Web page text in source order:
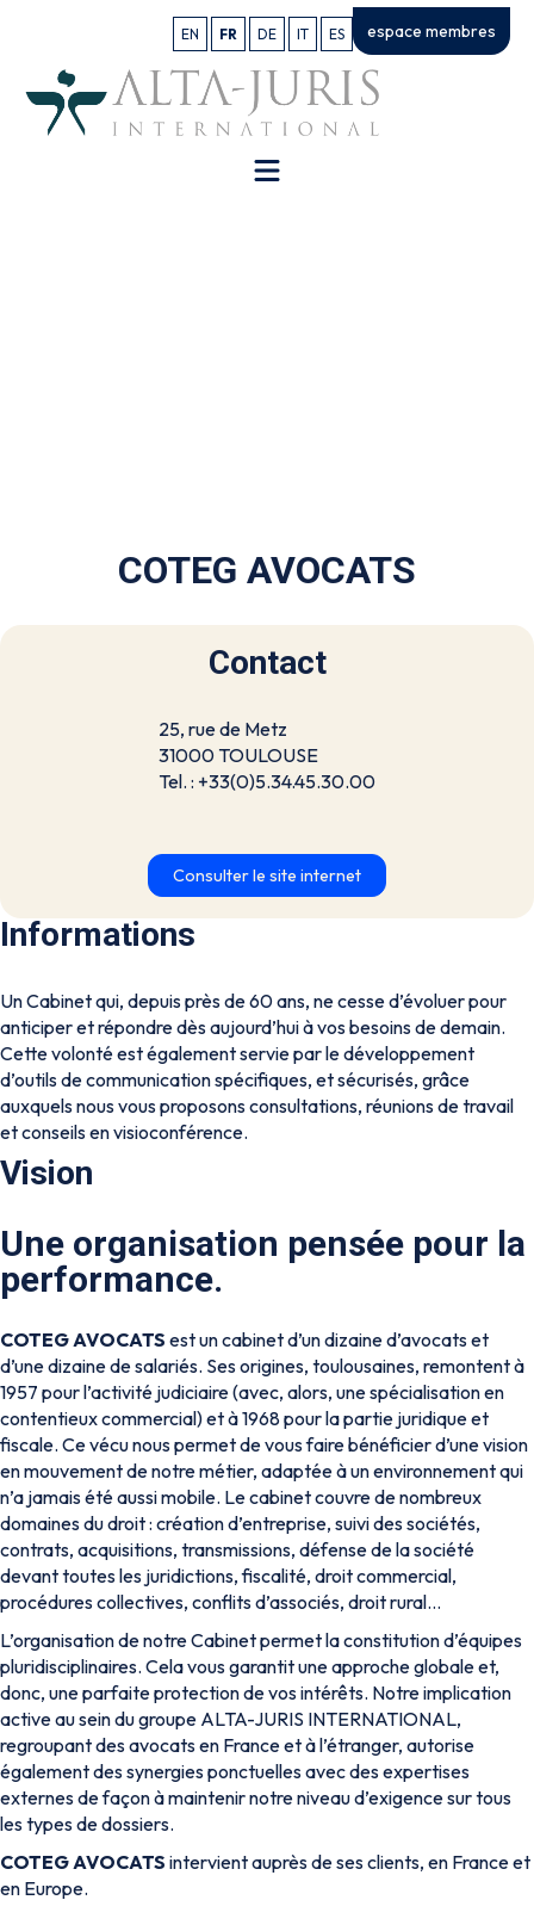
EN FR DE IT ES espace membres
COTEG AVOCATS
Contact
25, rue de Metz
31000 TOULOUSE
Tel. : +33(0)5.34.45.30.00
Consulter le site internet
Informations
Un Cabinet qui, depuis près de 60 ans, ne cesse d’évoluer pour
anticiper et répondre dès aujourd’hui à vos besoins de demain.
Cette volonté est également servie par le développement
d’outils de communication spécifiques, et sécurisés, grâce
auxquels nous vous proposons consultations, réunions de travail
et conseils en visioconférence.
Vision
Une organisation pensée pour la
performance.
COTEG AVOCATS est un cabinet d’un dizaine d’avocats et
d’une dizaine de salariés. Ses origines, toulousaines, remontent à
1957 pour l’activité judiciaire (avec, alors, une spécialisation en
contentieux commercial) et à 1968 pour la partie juridique et
fiscale. Ce vécu nous permet de vous faire bénéficier d’une vision
en mouvement de notre métier, adaptée à un environnement qui
n’a jamais été aussi mobile. Le cabinet couvre de nombreux
domaines du droit : création d’entreprise, suivi des sociétés,
contrats, acquisitions, transmissions, défense de la société
devant toutes les juridictions, fiscalité, droit commercial,
procédures collectives, conflits d’associés, droit rural…
L’organisation de notre Cabinet permet la constitution d’équipes
pluridisciplinaires. Cela vous garantit une approche globale et,
donc, une parfaite protection de vos intérêts. Notre implication
active au sein du groupe ALTA-JURIS INTERNATIONAL,
regroupant des avocats en France et à l’étranger, autorise
également des synergies ponctuelles avec des expertises
externes de façon à maintenir notre niveau d’exigence sur tous
les types de dossiers.
COTEG AVOCATS intervient auprès de ses clients, en France et
en Europe.